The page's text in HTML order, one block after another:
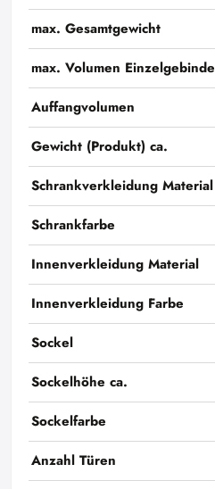
max. Gesamtgewicht
max. Volumen Einzelgebinde
Auffangvolumen
Gewicht (Produkt) ca.
Schrankverkleidung Material
Schrankfarbe
Innenverkleidung Material
Innenverkleidung Farbe
Sockel
Sockelhöhe ca.
Sockelfarbe
Anzahl Türen